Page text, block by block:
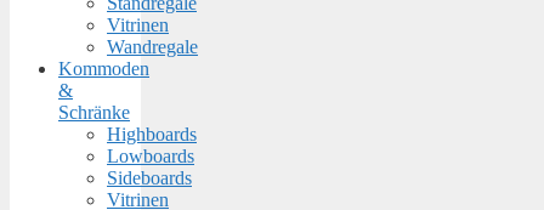
Vitrinen
Wandregale
Kommoden
&
Schränke
Highboards
Lowboards
Sideboards
Vitrinen